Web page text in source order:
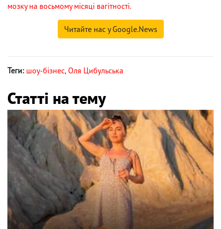
мозку на восьмому місяці вагітності.
Читайте нас у Google.News
Теги: шоу-бізнес, Оля Цибульська
Статті на тему